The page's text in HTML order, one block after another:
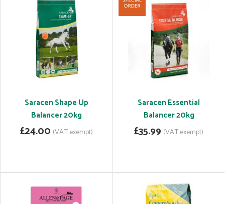
Saracen Shape Up
Balancer 20kg
£24.00 (VAT exempt)
Saracen Essential
Balancer 20kg
£35.99 (VAT exempt)